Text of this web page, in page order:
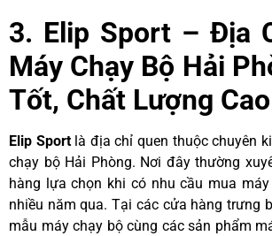
3. Elip Sport – Địa
Máy Chạy Bộ Hải
Tốt, Chất Lượng Cao
Elip Sportlà địa chỉ quen thuộc chuyên
chạy bộ Hải Phòng. Nơi đây thường
hàng lựa chọn khi có nhu cầu mua
nhiều năm qua. Tại các cửa hàng trưng
mẫu máy chạy bộ cùng các sản phẩm